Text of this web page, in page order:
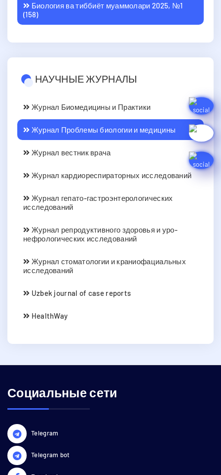
Биология ва тиббиёт муаммолари 2025, №1
(158)
НАУЧНЫЕ ЖУРНАЛЫ
Журнал Биомедицины и Практики
Журнал Проблемы биологии и медицины
Журнал вестник врача
Журнал кардиореспираторных исследований
Журнал гепато-гастроэнтерологических
исследований
Журнал репродуктивного здоровья и уро-
нефрологических исследований
Журнал стоматологии и краниофациальных
исследований
Uzbek journal of case reports
HealthWay
Социальные сети
Telegram
Telegram bot